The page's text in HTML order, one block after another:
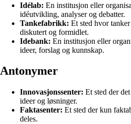
Idélab: En institusjon eller
idéutvikling, analyser og debatter.
Tankefabrikk: Et sted hvor
diskutert og formidlet.
Idebank: En institusjon eller
ideer, forslag og kunnskap.
Antonymer
Innovasjonssenter: Et sted der
ideer og løsninger.
Faktasenter: Et sted der kun
deles.